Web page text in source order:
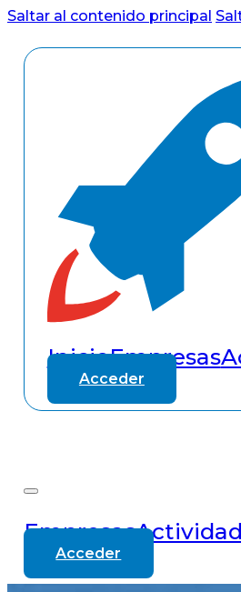
Saltar al contenido principal
InicioEmpresas
Acceder
Empresas
Acceder